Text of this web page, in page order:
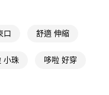
口 舒適 伸縮
小珠 哆啦 好穿